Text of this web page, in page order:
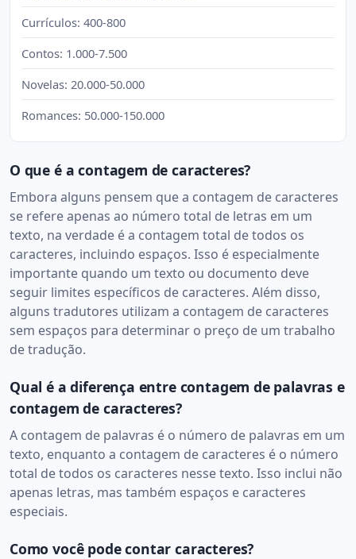
Currículos: 400-800
Contos: 1.000-7.500
Novelas: 20.000-50.000
Romances: 50.000-150.000
O que é a contagem de caracteres?
Embora alguns pensem que a contagem de caracteres
se refere apenas ao número total de letras em um
texto, na verdade é a contagem total de todos os
caracteres, incluindo espaços. Isso é especialmente
importante quando um texto ou documento deve
seguir limites específicos de caracteres. Além disso,
alguns tradutores utilizam a contagem de caracteres
sem espaços para determinar o preço de um trabalho
de tradução.
Qual é a diferença entre contagem de palavras e
contagem de caracteres?
A contagem de palavras é o número de palavras em um
texto, enquanto a contagem de caracteres é o número
total de todos os caracteres nesse texto. Isso inclui não
apenas letras, mas também espaços e caracteres
especiais.
Como você pode contar caracteres?